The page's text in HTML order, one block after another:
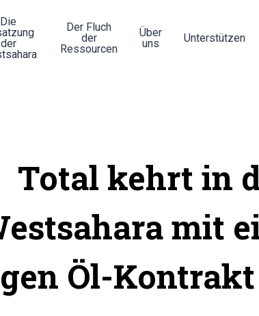
Die
der
Der Fluch
der
Ressourcen
Über
uns
Unterstützen
Total kehrt in
mit
Öl-